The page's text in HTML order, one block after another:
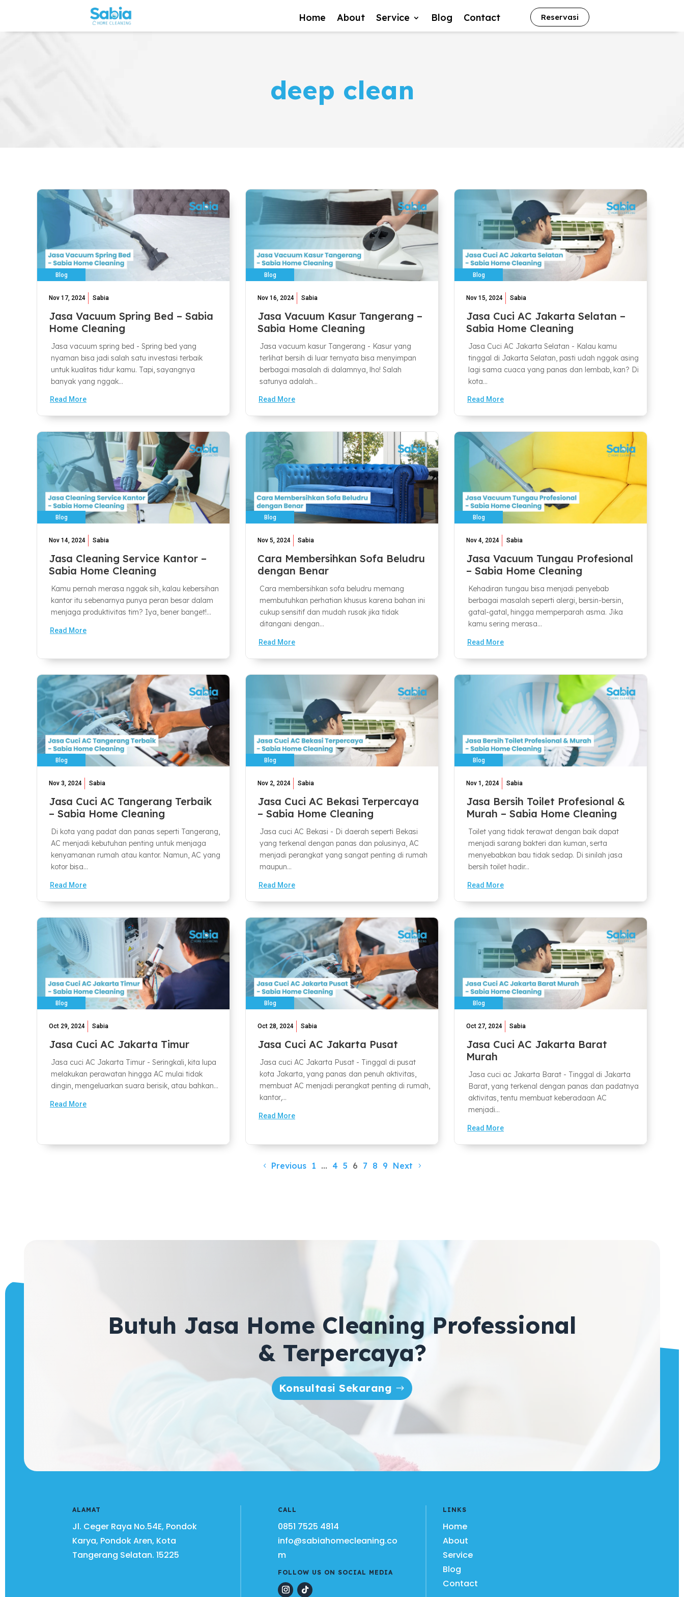
Home About Service Blog Contact Reservasi
deep clean
Blog
Nov 17, 2024 Sabia
Jasa Vacuum Spring Bed – Sabia
Home Cleaning
Jasa vacuum spring bed - Spring bed yang
nyaman bisa jadi salah satu investasi terbaik
untuk kualitas tidur kamu. Tapi, sayangnya
banyak yang nggak...
Read More
Blog
Nov 16, 2024 Sabia
Jasa Vacuum Kasur Tangerang –
Sabia Home Cleaning
Jasa vacuum kasur Tangerang - Kasur yang
terlihat bersih di luar ternyata bisa menyimpan
berbagai masalah di dalamnya, lho! Salah
satunya adalah...
Read More
Blog
Nov 15, 2024 Sabia
Jasa Cuci AC Jakarta Selatan –
Sabia Home Cleaning
Jasa Cuci AC Jakarta Selatan - Kalau kamu
tinggal di Jakarta Selatan, pasti udah nggak asing
lagi sama cuaca yang panas dan lembab, kan? Di
kota...
Read More
Blog
Nov 14, 2024 Sabia
Jasa Cleaning Service Kantor –
Sabia Home Cleaning
Kamu pernah merasa nggak sih, kalau kebersihan
kantor itu sebenarnya punya peran besar dalam
menjaga produktivitas tim? Iya, bener banget!...
Read More
Blog
Nov 5, 2024 Sabia
Cara Membersihkan Sofa Beludru
dengan Benar
Cara membersihkan sofa beludru memang
membutuhkan perhatian khusus karena bahan ini
cukup sensitif dan mudah rusak jika tidak
ditangani dengan...
Read More
Blog
Nov 4, 2024 Sabia
Jasa Vacuum Tungau Profesional
– Sabia Home Cleaning
Kehadiran tungau bisa menjadi penyebab
berbagai masalah seperti alergi, bersin-bersin,
gatal-gatal, hingga memperparah asma. Jika
kamu sering merasa...
Read More
Blog
Nov 3, 2024 Sabia
Jasa Cuci AC Tangerang Terbaik
– Sabia Home Cleaning
Di kota yang padat dan panas seperti Tangerang,
AC menjadi kebutuhan penting untuk menjaga
kenyamanan rumah atau kantor. Namun, AC yang
kotor bisa...
Read More
Blog
Nov 2, 2024 Sabia
Jasa Cuci AC Bekasi Terpercaya
– Sabia Home Cleaning
Jasa cuci AC Bekasi - Di daerah seperti Bekasi
yang terkenal dengan panas dan polusinya, AC
menjadi perangkat yang sangat penting di rumah
maupun...
Read More
Blog
Nov 1, 2024 Sabia
Jasa Bersih Toilet Profesional &
Murah – Sabia Home Cleaning
Toilet yang tidak terawat dengan baik dapat
menjadi sarang bakteri dan kuman, serta
menyebabkan bau tidak sedap. Di sinilah jasa
bersih toilet hadir...
Read More
Blog
Oct 29, 2024 Sabia
Jasa Cuci AC Jakarta Timur
Jasa cuci AC Jakarta Timur - Seringkali, kita lupa
melakukan perawatan hingga AC mulai tidak
dingin, mengeluarkan suara berisik, atau bahkan...
Read More
Blog
Oct 28, 2024 Sabia
Jasa Cuci AC Jakarta Pusat
Jasa cuci AC Jakarta Pusat - Tinggal di pusat
kota Jakarta, yang panas dan penuh aktivitas,
membuat AC menjadi perangkat penting di rumah,
kantor,...
Read More
Blog
Oct 27, 2024 Sabia
Jasa Cuci AC Jakarta Barat
Murah
Jasa cuci ac Jakarta Barat - Tinggal di Jakarta
Barat, yang terkenal dengan panas dan padatnya
aktivitas, tentu membuat keberadaan AC
menjadi...
Read More
Previous 1 … 4 5 6 7 8 9 Next
Butuh Jasa Home Cleaning Professional
& Terpercaya?
Konsultasi Sekarang
ALAMAT
Jl. Ceger Raya No.54E, Pondok
Karya, Pondok Aren, Kota
Tangerang Selatan.15225
CALL
0851 7525 4814
info@sabiahomecleaning.co
m
FOLLOW US ON SOCIAL MEDIA
LINKS
Home
About
Service
Blog
Contact